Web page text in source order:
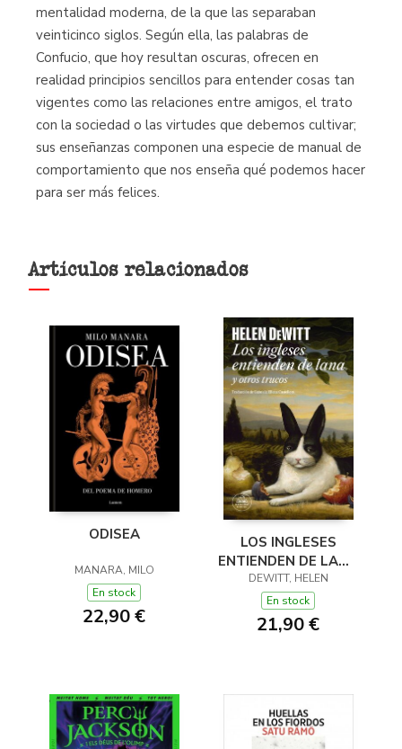
mentalidad moderna, de la que las separaban
veinticinco siglos. Según ella, las palabras de
Confucio, que hoy resultan oscuras, ofrecen en
realidad principios sencillos para entender cosas tan
vigentes como las relaciones entre amigos, el trato
con la sociedad o las virtudes que debemos cultivar;
sus enseñanzas componen una especie de manual de
comportamiento que nos enseña qué podemos hacer
para ser más felices.
Artículos relacionados
ODISEA
MANARA, MILO
En stock
22,90 €
LOS INGLESES
ENTIENDEN DE LANA
(Y OTROS TRUCOS)
DEWITT, HELEN
En stock
21,90 €